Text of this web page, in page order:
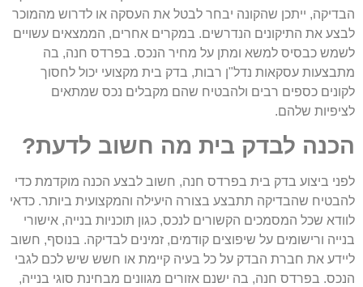
הבדיקה, ייתכן שהקונה יבחר לבטל את העסקה או לדרוש מהמוכר
לבצע את התיקונים הנדרשים. במקרים אחרים, הממצאים עשויים
לשמש כבסיס למשא ומתן על מחיר הנכס. בפרדס חנה, בה
מתבצעות עסקאות נדל"ן רבות, בדק בית מקצועי יכול לחסוך
לקונים כספים רבים ולהבטיח שהם מקבלים נכס שמתאים
לציפיות שלהם.
הכנה לבדק בית מה חשוב לדעת?
לפני ביצוע בדק בית בפרדס חנה, חשוב לבצע הכנה מוקדמת כדי
להבטיח שהבדיקה תתבצע בצורה היעילה והמקצועית ביותר. כדאי
לוודא שכל המסמכים הקשורים לנכס, כגון תוכניות בנייה, אישורי
בנייה ורישומים על שיפוצים קודמים, זמינים לבדיקה. בנוסף, חשוב
ליידע את חברת הבדק על כל בעיה קיימת או חשש שיש לכם לגבי
הנכס. בפרדס חנה, בה ישנם אזורים מגוונים מבחינת סוגי בנייה,